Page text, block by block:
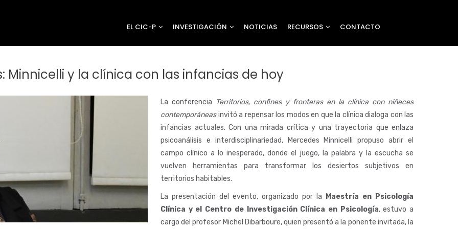
EL CIC-P INVESTIGACIÓN NOTICIAS RECURSOS CONTACTO
Minnicelli y la clínica con las infancias de hoy
La conferencia Territorios, confines y fronteras en la clínica con niñeces
contemporáneasinvitó a repensar los modos en que la clínica dialoga con las
infancias actuales. Con una mirada crítica y una trayectoria que enlaza
psicoanálisis e interdisciplinariedad, Mercedes Minnicelli propuso abrir el
campo clínico a lo inesperado, donde el juego, la palabra y la escucha se
vuelven herramientas para transformar los desiertos subjetivos en
territorios habitables.
La presentación del evento, organizado por la
Maestría en Psicología
Clínica y el Centro de Investigación Clínica en Psicología, estuvo a
cargo del profesor Michel Dibarboure, quien presentó a la ponente invitada, la